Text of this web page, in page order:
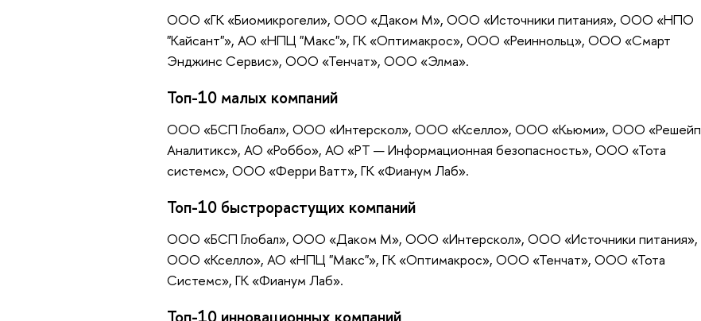
ООО «ГК «Биомикрогели», ООО «Даком М», ООО «Источники питания», ООО «НПО
"Кайсант"», АО «НПЦ "Макс"», ГК «Оптимакрос», ООО «Реиннольц», ООО «Смарт
Энджинс Сервис», ООО «Тенчат», ООО «Элма».
Топ-10 малых компаний
ООО «БСП Глобал», ООО «Интерскол», ООО «Кселло», ООО «Кьюми», ООО «Решейп
Аналитикс», АО «Роббо», АО «РТ — Информационная безопасность», ООО «Тота
системс», ООО «Ферри Ватт», ГК «Фианум Лаб».
Топ-10 быстрорастущих компаний
ООО «БСП Глобал», ООО «Даком М», ООО «Интерскол», ООО «Источники питания»,
ООО «Кселло», АО «НПЦ "Макс"», ГК «Оптимакрос», ООО «Тенчат», ООО «Тота
Системс», ГК «Фианум Лаб».